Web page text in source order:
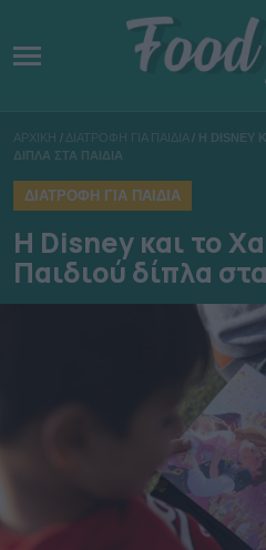
ΑΡΧΙΚΗ / ΔΙΑΤΡΟΦΗ ΓΙΑ ΠΑΙΔΙΑ / H
ΔΙΠΛΑ ΣΤΑ ΠΑΙΔΙΑ
ΔΙΑΤΡΟΦΗ ΓΙΑ ΠΑΙΔΙΑ
H Disney και το
Παιδιού δίπλα